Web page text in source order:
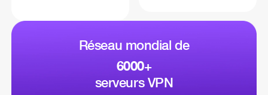
Réseau mondial de
6000+
serveurs VPN